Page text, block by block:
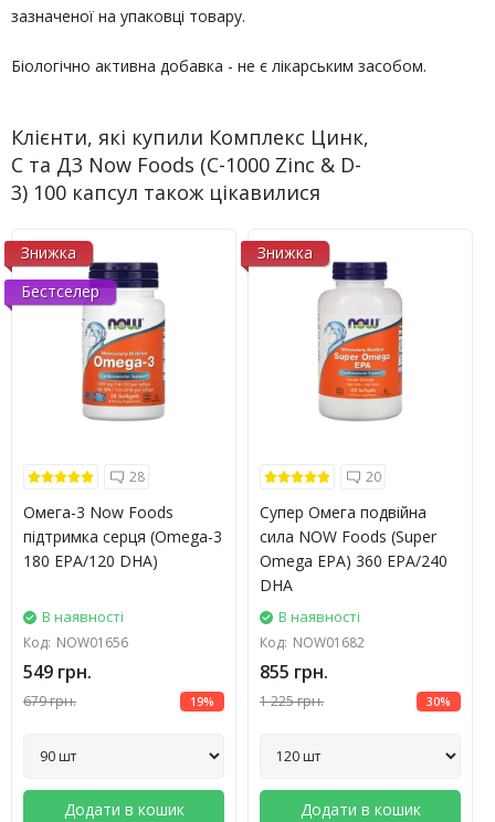
зазначеної на упаковці товару.
Біологічно активна добавка - не є лікарським засобом.
Клієнти, які купили Комплекс Цинк,
C та Д3 Now Foods (C-1000 Zinc & D-
3) 100 капсул також цікавилися
Знижка
Бестселер
28
Омега-3 Now Foods
підтримка серця (Omega-3
180 EPA/120 DHA)
В наявності
Код: NOW01656
549 грн.
679 грн. 19%
Додати в кошик
Знижка
20
Супер Омега подвійна
сила NOW Foods (Super
Omega EPA) 360 EPA/240
DHA
В наявності
Код: NOW01682
855 грн.
1 225 грн. 30%
Додати в кошик